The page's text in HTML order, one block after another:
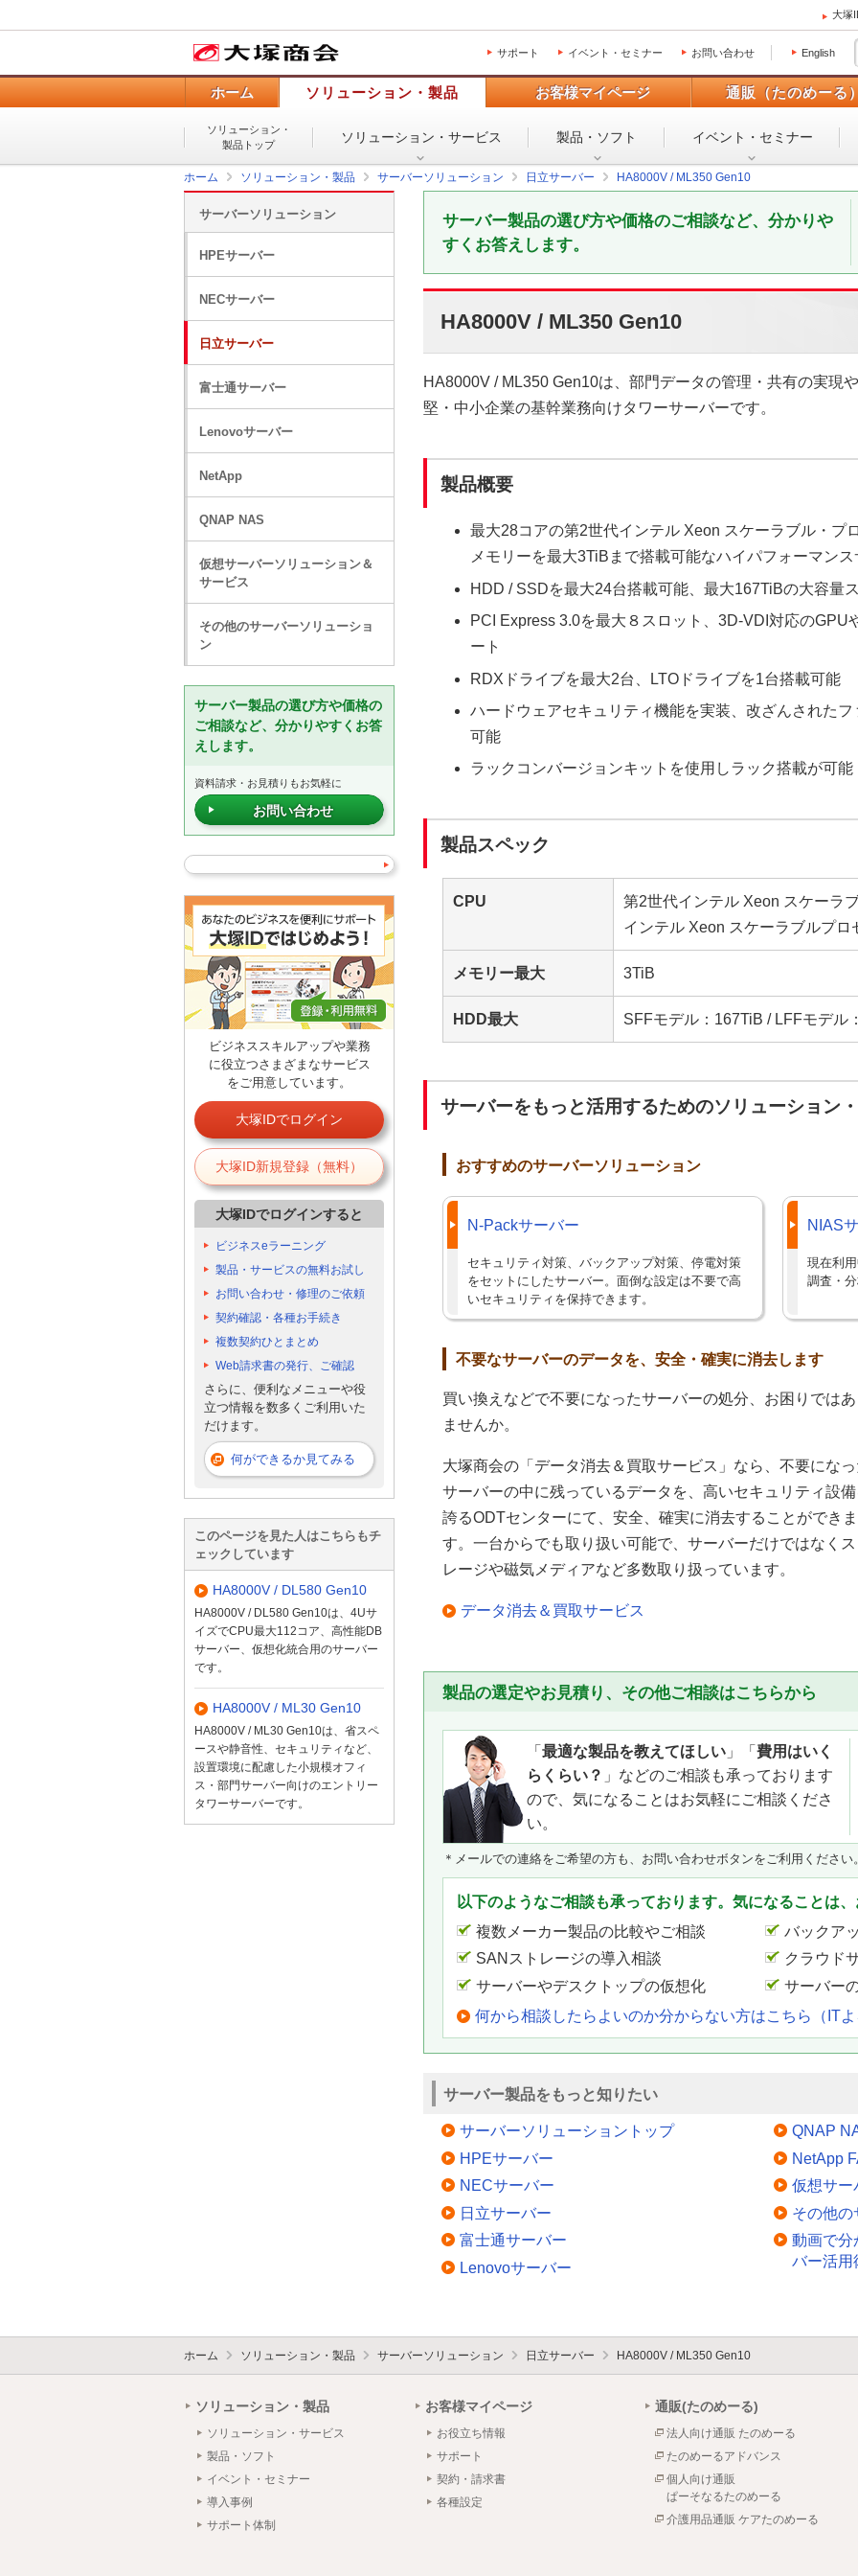
大塚
サポート イベント・セミナー お問い合わせ English
ホーム ソリューション・製品 お客様マイページ 通販（たのめーる）
ソリューション・
製品トップ
ソリューション・ サービス 製品・ソフト イベント・ セミナー
ホーム ソリューション・製品 サーバーソリューション 日立サーバー HA8000V / ML350 Gen10
サーバー製品の選び方や価格のご相談など、分かりや
すくお答えします。
HA8000V / ML350 Gen10
HA8000V / ML350 Gen10は、部門データの管理・共有の実現
堅・中小企業の基幹業務向けタワーサーバーです。
製品概要
最大28コアの第2世代インテル Xeon スケーラブル・プ
メモリーを最大3TiBまで搭載可能なハイパフォーマンス
HDD / SSDを最大24台搭載可能、最大167TiBの大容量
PCI Express 3.0を最大８スロット、3D-VDI対応のGPU
ート
RDXドライブを最大2台、LTOドライブを1台搭載可能
ハードウェアセキュリティ機能を実装、改ざんされた
可能
ラックコンバージョンキットを使用しラック搭載が可能
製品スペック
CPU
第2世代インテル Xeon スケーラ
インテル Xeon スケーラブルプロ
メモリー最大 3TiB
HDD最大 SFFモデル：167TiB / LFFモデル
サーバーをもっと活用するためのソリューション
おすすめのサーバーソリューション
N-Packサーバー
セキュリティ対策、バックアップ対策、停電対策
をセットにしたサーバー。面倒な設定は不要で高
いセキュリティを保持できます。
NIAS
現在利
調査・
不要なサーバーのデータを、安全・確実に消去します
買い換えなどで不要になったサーバーの処分、お困りではあ
ませんか。
大塚商会の「データ消去＆買取サービス」なら、不要になっ
サーバーの中に残っているデータを、高いセキュリティ設備
誇るODTセンターにて、安全、確実に消去することができま
す。一台からでも取り扱い可能で、サーバーだけではなくス
レージや磁気メディアなど多数取り扱っています。
データ消去＆買取サービス
製品の選定やお見積り、その他ご相談はこちらから
「 最適な製品を教えてほしい 」「 費用はいく
らくらい？ 」などのご相談も承っております
ので、気になることはお気軽にご相談くださ
い。
＊メールでの連絡をご希望の方も、お問い合わせボタンをご利用ください。
以下のようなご相談も承っております。気になることは、
複数メーカー製品の比較やご相談
バックア
SANストレージの導入相談
クラウド
サーバーやデスクトップの仮想化
サーバー
何から相談したらよいのか分からない方はこちら（ITよ
サーバー製品をもっと知りたい
サーバーソリューショントップ
HPEサーバー
NECサーバー
日立サーバー
富士通サーバー
Lenovoサーバー
QNAP
NetApp
仮想サー
その他の
動画で分
バー活用
サーバーソリューション
HPEサーバー
NECサーバー
日立サーバー
富士通サーバー
Lenovoサーバー
NetApp
QNAP NAS
仮想サーバーソリューション＆
サービス
その他のサーバーソリューショ
ン
サーバー製品の選び方や価格の
ご相談など、分かりやすくお答
えします。
資料請求・お見積りもお気軽に
お問い合わせ
ビジネススキルアップや業務
に役立つさまざまなサービス
をご用意しています。
大塚IDでログイン
大塚ID新規登録（無料）
大塚IDでログインすると
ビジネスeラーニング
製品・サービスの無料お試し
お問い合わせ・修理のご依頼
契約確認・各種お手続き
複数契約ひとまとめ
Web請求書の発行、ご確認
さらに、便利なメニューや役
立つ情報を数多くご利用いた
だけます。
何ができるか見てみる
このページを見た人はこちらもチ
ェックしています
HA8000V / DL580 Gen10
HA8000V / DL580 Gen10は、4Uサ
イズでCPU最大112コア、高性能DB
サーバー、仮想化統合用のサーバー
です。
HA8000V / ML30 Gen10
HA8000V / ML30 Gen10は、省スペ
ースや静音性、セキュリティなど、
設置環境に配慮した小規模オフィ
ス・部門サーバー向けのエントリー
タワーサーバーです。
ホーム ソリューション・製品 サーバーソリューション 日立サーバー HA8000V / ML350 Gen10
ソリューション・製品
ソリューション・サービス
製品・ソフト
イベント・セミナー
導入事例
サポート体制
お客様マイページ
お役立ち情報
サポート
契約・請求書
各種設定
通販(たのめーる)
法人向け通販 たのめーる
たのめーるアドバンス
個人向け通販
ぱーそなるたのめーる
介護用品通販 ケアたのめーる